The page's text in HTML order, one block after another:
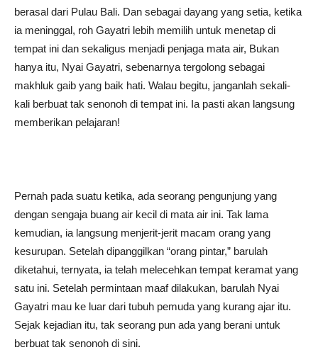
berasal dari Pulau Bali. Dan sebagai dayang yang setia, ketika
ia meninggal, roh Gayatri lebih memilih untuk menetap di
tempat ini dan sekaligus menjadi penjaga mata air, Bukan
hanya itu, Nyai Gayatri, sebenarnya tergolong sebagai
makhluk gaib yang baik hati. Walau begitu, janganlah sekali-
kali berbuat tak senonoh di tempat ini. Ia pasti akan langsung
memberikan pelajaran!
Pernah pada suatu ketika, ada seorang pengunjung yang
dengan sengaja buang air kecil di mata air ini. Tak lama
kemudian, ia langsung menjerit-jerit macam orang yang
kesurupan. Setelah dipanggilkan “orang pintar,” barulah
diketahui, ternyata, ia telah melecehkan tempat keramat yang
satu ini. Setelah permintaan maaf dilakukan, barulah Nyai
Gayatri mau ke luar dari tubuh pemuda yang kurang ajar itu.
Sejak kejadian itu, tak seorang pun ada yang berani untuk
berbuat tak senonoh di sini.